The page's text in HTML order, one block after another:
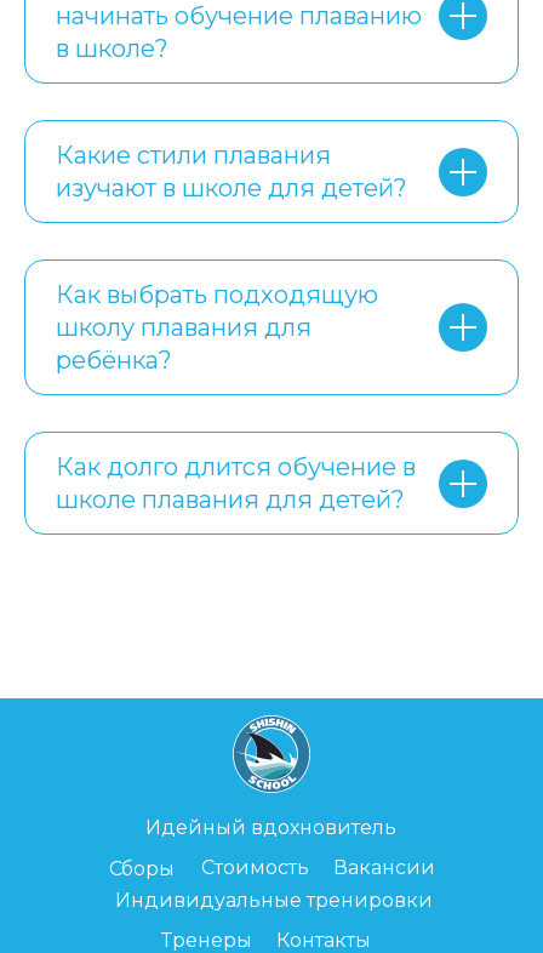
начинать обучение плаванию
в школе?
Какие стили плавания
изучают в школе для детей?
Как выбрать подходящую
школу плавания для
ребёнка?
Как долго длится обучение в
школе плавания для детей?
Идейный вдохновитель
Стоимость
Вакансии
Сборы
Тренеры Контакты
Индивидуальные тренировки